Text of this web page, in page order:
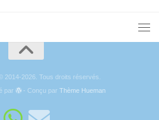
2014-2026. Tous droits réservés.
par
- Conçu parThème Hueman